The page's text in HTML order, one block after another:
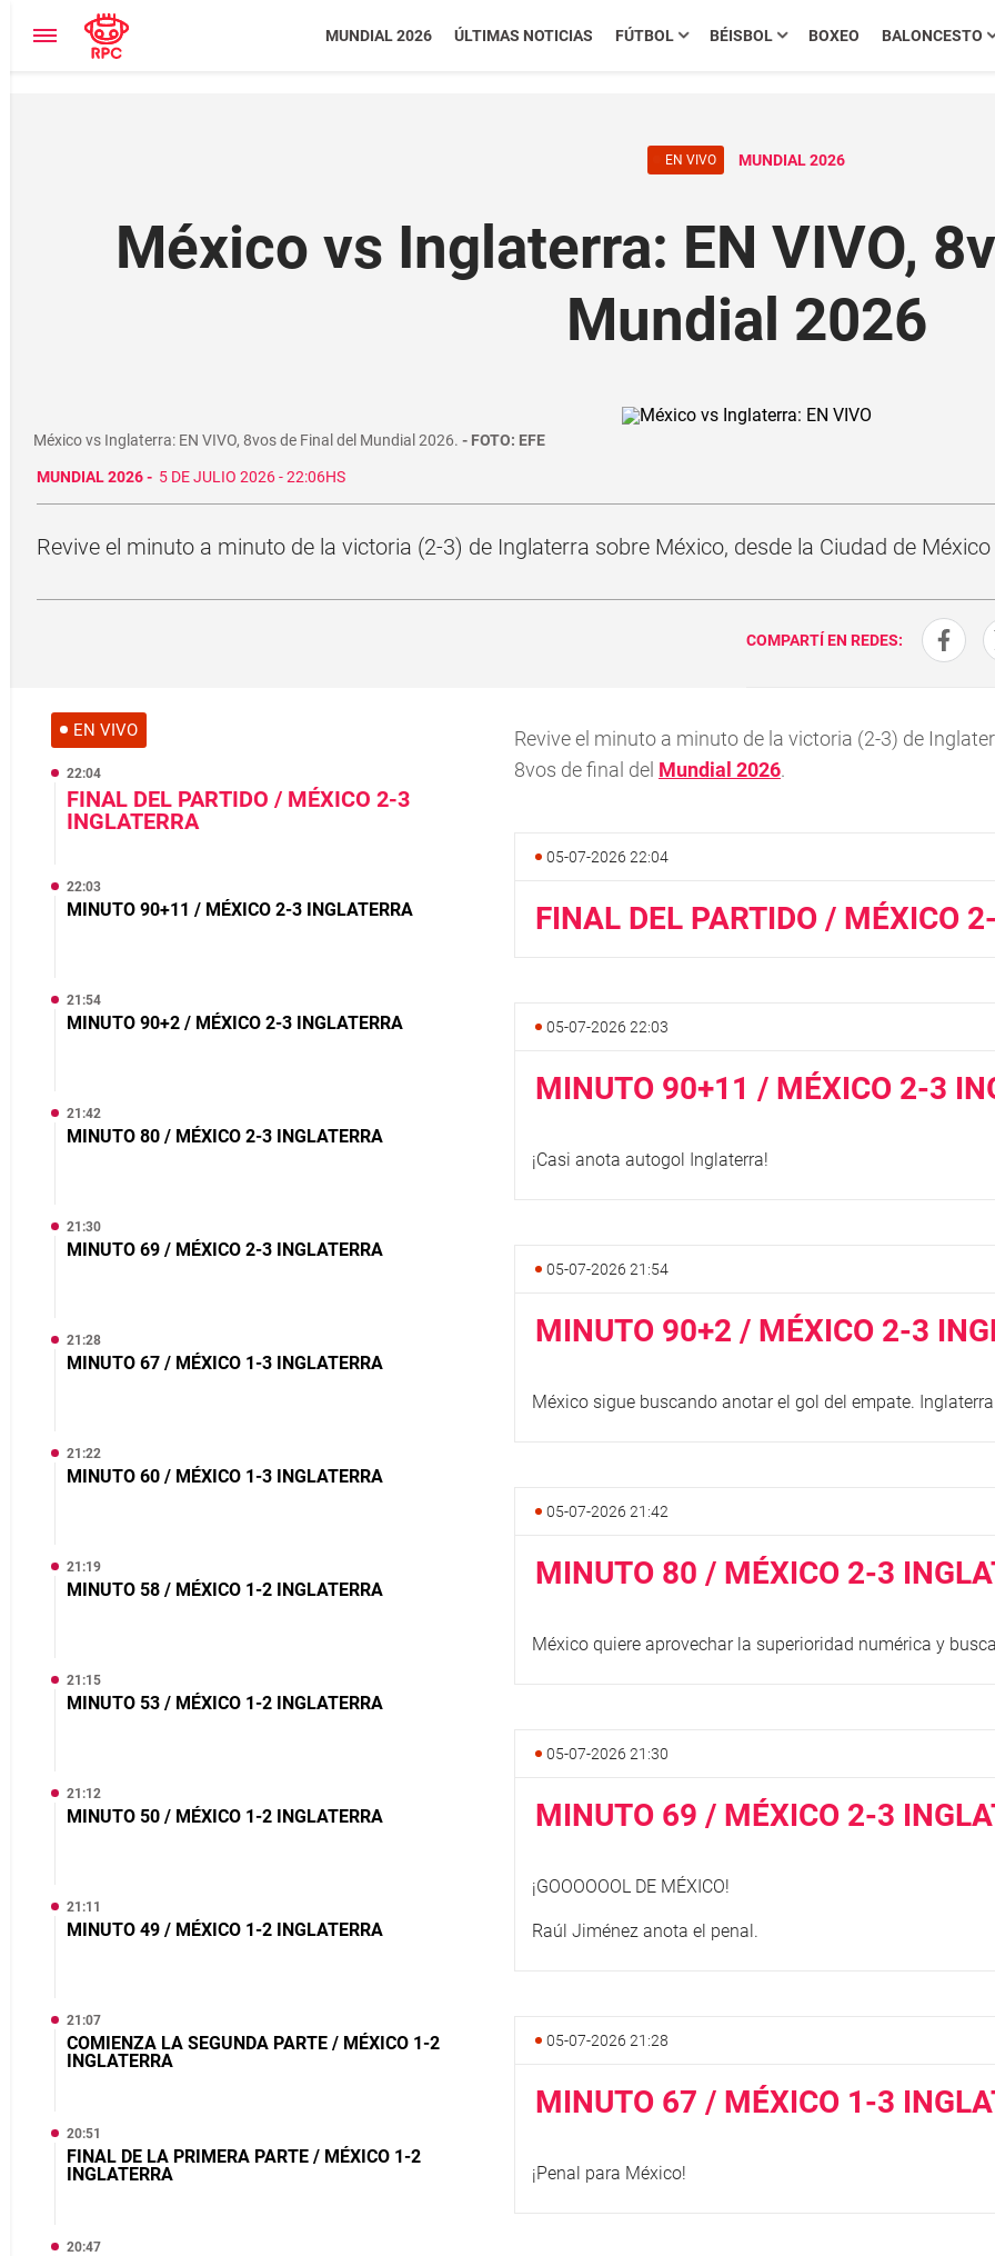
MUNDIAL 2026 ÚLTIMAS NOTICIAS FÚTBOL BÉISBOL BOXEO BALONCESTO
EN VIVO MUNDIAL 2026
México vs Inglaterra: EN VIVO,
Mundial 2026
México vs Inglaterra: EN VIVO, 8vos de Final del Mundial 2026. FOTO: EFE
MUNDIAL 2026- 5 DE JULIO 2026 - 22:06HS
Revive el minuto a minuto de la victoria (2-3) de Inglaterra sobre México, desde la Ciudad de
COMPARTÍ EN REDES:
EN VIVO
22:04
FINAL DEL PARTIDO / MÉXICO 2-3
INGLATERRA
22:03
MINUTO 90+11 / MÉXICO 2-3 INGLATERRA
21:54
MINUTO 90+2 / MÉXICO 2-3 INGLATERRA
21:42
MINUTO 80 / MÉXICO 2-3 INGLATERRA
21:30
MINUTO 69 / MÉXICO 2-3 INGLATERRA
21:28
MINUTO 67 / MÉXICO 1-3 INGLATERRA
21:22
MINUTO 60 / MÉXICO 1-3 INGLATERRA
21:19
MINUTO 58 / MÉXICO 1-2 INGLATERRA
21:15
MINUTO 53 / MÉXICO 1-2 INGLATERRA
21:12
MINUTO 50 / MÉXICO 1-2 INGLATERRA
21:11
MINUTO 49 / MÉXICO 1-2 INGLATERRA
21:07
COMIENZA LA SEGUNDA PARTE / MÉXICO 1-2
INGLATERRA
20:51
FINAL DE LA PRIMERA PARTE / MÉXICO 1-2
INGLATERRA
20:47
Revive el minuto a minuto de la victoria (2-3) de
8vos de final del Mundial 2026.
05-07-2026 22:04
FINAL DEL PARTIDO / MÉXICO
05-07-2026 22:03
MINUTO 90+11 / MÉXICO 2-3
¡Casi anota autogol Inglaterra!
05-07-2026 21:54
MINUTO 90+2 / MÉXICO 2-3
México sigue buscando anotar el gol del empate.
05-07-2026 21:42
MINUTO 80 / MÉXICO 2-3
México quiere aprovechar la superioridad numérica y
05-07-2026 21:30
MINUTO 69 / MÉXICO 2-3
¡GOOOOOOL DE MÉXICO!
Raúl Jiménez anota el penal.
05-07-2026 21:28
MINUTO 67 / MÉXICO 1-3
¡Penal para México!